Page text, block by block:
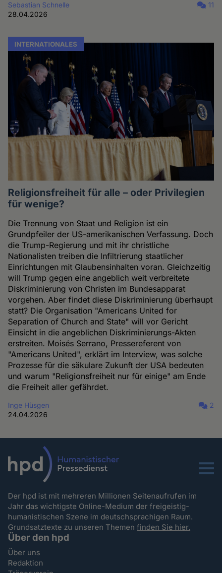
Sebastian Schnelle
28.04.2026
11
INTERNATIONALES
Religionsfreiheit für alle – oder Privilegien
für wenige?
Die Trennung von Staat und Religion ist ein
Grundpfeiler der US-amerikanischen Verfassung. Doch
die Trump-Regierung und mit ihr christliche
Nationalisten treiben die Infiltrierung staatlicher
Einrichtungen mit Glaubensinhalten voran. Gleichzeitig
will Trump gegen eine angeblich weit verbreitete
Diskriminierung von Christen im Bundesapparat
vorgehen. Aber findet diese Diskriminierung überhaupt
statt? Die Organisation "Americans United for
Separation of Church and State" will vor Gericht
Einsicht in die angeblichen Diskriminierungs-Akten
erstreiten. Moisés Serrano, Pressereferent von
"Americans United", erklärt im Interview, was solche
Prozesse für die säkulare Zukunft der USA bedeuten
und warum "Religionsfreiheit nur für einige" am Ende
die Freiheit aller gefährdet.
Inge Hüsgen
24.04.2026
2
Menu
Der hpd ist mit mehreren Millionen Seitenaufrufen im
Jahr das wichtigste Online-Medium der freigeistig-
humanistischen Szene im deutschsprachigen Raum.
Grundsatztexte zu unseren Themenfinden Sie hier.
Über den hpd
Über uns
Redaktion